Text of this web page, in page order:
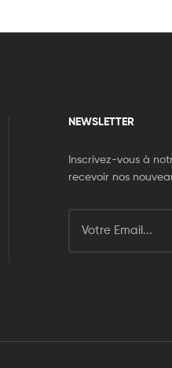
NEWSLETTER
Inscrivez-vous à
recevoir nos